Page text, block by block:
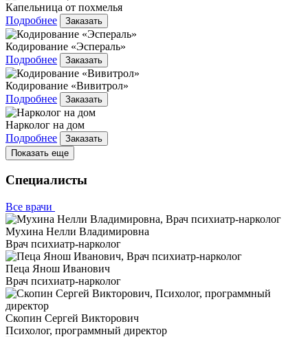
Капельница от похмелья
Подробнее
Заказать
Кодирование «Эспераль»
Подробнее
Заказать
Кодирование «Вивитрол»
Подробнее
Заказать
Нарколог на дом
Подробнее
Заказать
Показать еще
Специалисты
Все врачи
Мухина Нелли Владимировна
Врач психиатр-нарколог
Пеца Янош Иванович
Врач психиатр-нарколог
Скопин Сергей Викторович
Психолог, программный директор